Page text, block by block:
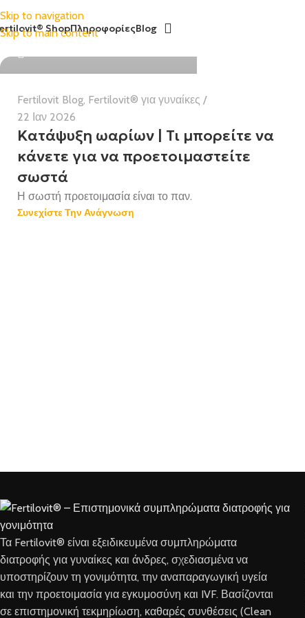
Skip to navigation
Skip to main content
ShopΠληροφορίεςBlog
Χαρούλα Μπιλάλη BSc MMedSc
Fertilovit Blog, Fertilovit® για γυναίκες
22 Ιαν 2026
Κατάψυξη ωαρίων | Τι μπορείτε να
κάνετε για να προετοιμαστείτε
σωστά
Η σωστή προετοιμασία είναι το παν.
Συνεχίστε Την Ανάγνωση
Τα Fertilovit® είναι εξειδικευμένα συμπληρώματα
διατροφής για γυναίκες και άνδρες, σχεδιασμένα να
υποστηρίζουν τη γονιμότητα, την αναπαραγωγική υγεία
και την προετοιμασία για εγκυμοσύνη και IVF. Βασίζονται
σε επιστημονική τεκμηρίωση, καθαρές συνθέσεις (Clean